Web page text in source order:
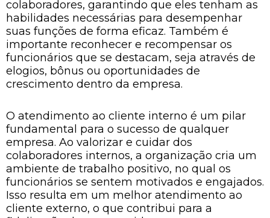
colaboradores, garantindo que eles tenham as
habilidades necessárias para desempenhar
suas funções de forma eficaz. Também é
importante reconhecer e recompensar os
funcionários que se destacam, seja através de
elogios, bônus ou oportunidades de
crescimento dentro da empresa.
O atendimento ao cliente interno é um pilar
fundamental para o sucesso de qualquer
empresa. Ao valorizar e cuidar dos
colaboradores internos, a organização cria um
ambiente de trabalho positivo, no qual os
funcionários se sentem motivados e engajados.
Isso resulta em um melhor atendimento ao
cliente externo, o que contribui para a